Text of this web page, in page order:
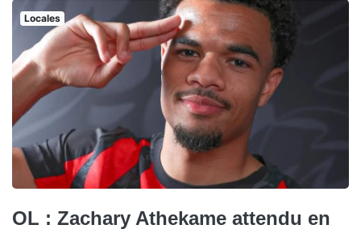
Locales
OL : Zachary Athekame attendu en